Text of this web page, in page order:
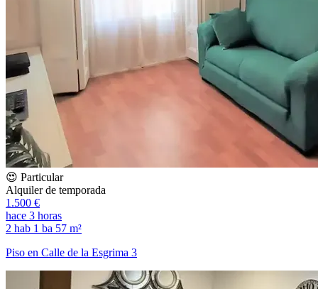
😍 Particular
Alquiler de temporada
1.500 €
hace 3 horas
2 hab 1 ba 57 m²
Piso en Calle de la Esgrima 3